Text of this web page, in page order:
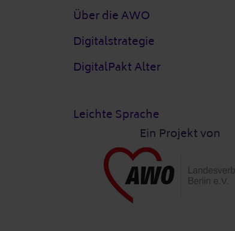
Über die AWO
Digitalstrategie
DigitalPakt Alter
Leichte Sprache
Ein Projekt von